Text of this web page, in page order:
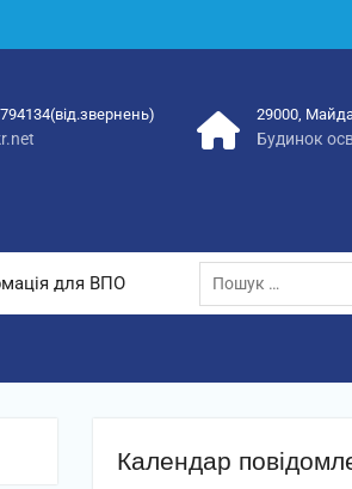
29000,
Будинок
для ВПО
Пошук:
Календар